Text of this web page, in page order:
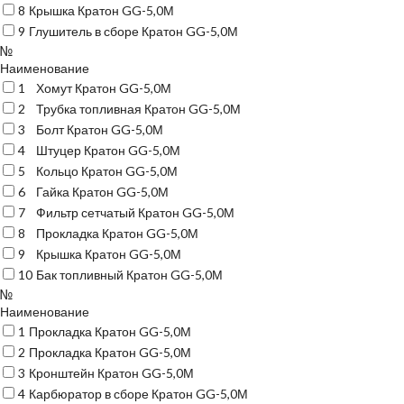
8 Крышка Кратон GG-5,0М
9 Глушитель в сборе Кратон GG-5,0М
№
Наименование
1
Хомут Кратон GG-5,0М
2
Трубка топливная Кратон GG-5,0М
3
Болт Кратон GG-5,0М
4
Штуцер Кратон GG-5,0М
5
Кольцо Кратон GG-5,0М
6
Гайка Кратон GG-5,0М
7
Фильтр сетчатый Кратон GG-5,0М
8
Прокладка Кратон GG-5,0М
9
Крышка Кратон GG-5,0М
10 Бак топливный Кратон GG-5,0М
№
Наименование
1 Прокладка Кратон GG-5,0М
2 Прокладка Кратон GG-5,0М
3 Кронштейн Кратон GG-5,0М
4 Карбюратор в сборе Кратон GG-5,0М